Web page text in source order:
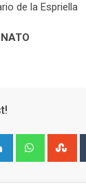
de la Espriella
LinkedIn Whatsapp